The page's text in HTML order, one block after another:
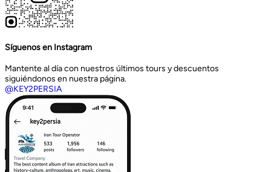
Síguenos en Instagram
Mantente al día con nuestros últimos tours y descuentos
siguiéndonos en nuestra página.
@KEY2PERSIA